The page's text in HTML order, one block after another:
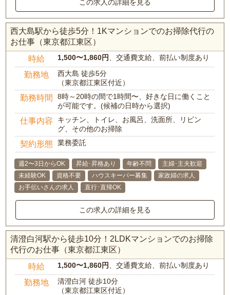
この求人の詳細を見る
西大島駅から徒歩5分！1Kマンションでのお掃除代行の
お仕事（東京都江東区）
時給 1,500〜1,860円 、交通費支給、前払い制度あり
勤務地
西大島 徒歩5分
（東京都江東区付近）
勤務時間
8時～20時の間で1時間〜、好きな日に働くこと
が可能です。(候補の日時から選択)
仕事内容
キッチン、トイレ、お風呂、洗面所、リビン
グ、その他のお掃除
契約形態 業務委託
週2〜3日からOK 昇給･昇格あり 年齢不問
主婦･主夫歓迎
未経験OK
資格不要 ハウスキーパー募集
家政婦の求人
お手伝いさんの求人
直行･直帰OK
この求人の詳細を見る
清澄白河駅から徒歩10分！2LDKマンションでのお掃除
代行のお仕事（東京都江東区）
時給 1,500〜1,860円 、交通費支給、前払い制度あり
勤務地
清澄白河 徒歩10分
（東京都江東区付近）